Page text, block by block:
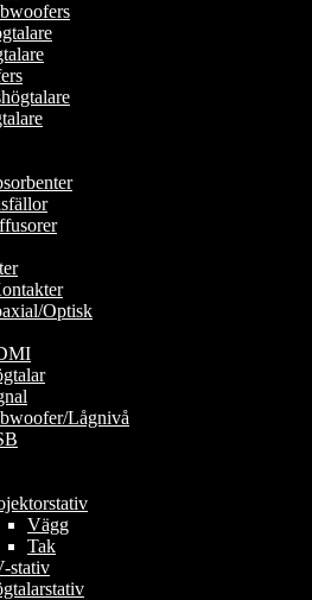
Optisk
Lågnivå
Vägg
Tak
stativ